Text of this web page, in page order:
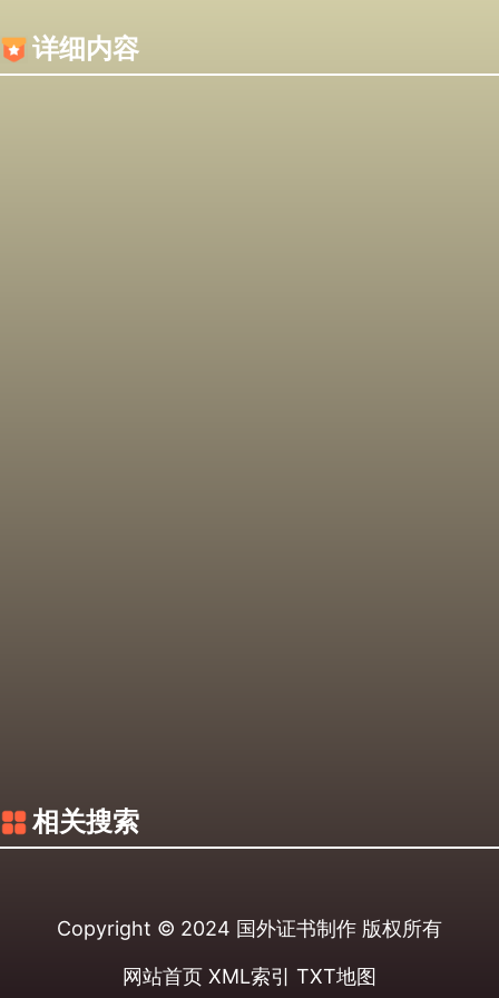
详细内容
相关搜索
Copyright © 2024 国外证书制作 版权所有
网站首页 XML索引 TXT地图